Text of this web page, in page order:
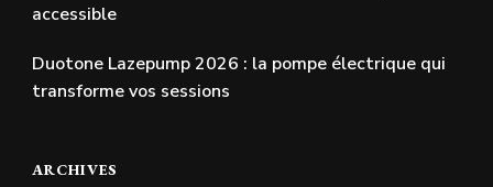
accessible
Duotone Lazepump 2026 : la pompe électrique qui
transforme vos sessions
ARCHIVES